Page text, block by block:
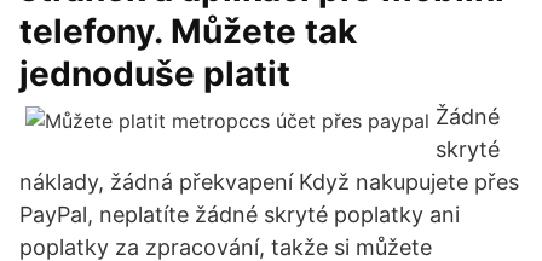
telefony. Můžete tak
jednoduše platit
Žádné
skryté
náklady, žádná překvapení Když nakupujete přes
PayPal, neplatíte žádné skryté poplatky ani
poplatky za zpracování, takže si můžete